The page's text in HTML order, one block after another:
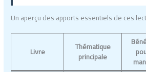
Un aperçu des apports essentiels de ces
Livre Thématique
principale